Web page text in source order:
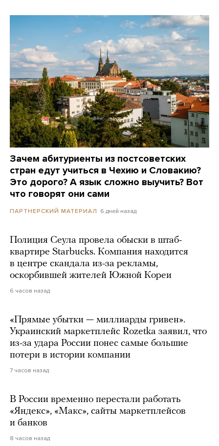
Зачем абитуриенты из постсоветских
стран едут учиться в Чехию и Словакию?
Это дорого? А язык сложно выучить? Вот
что говорят они сами
ПАРТНЕРСКИЙ МАТЕРИАЛ 6 дней назад
Полиция Сеула провела обыски в штаб-
квартире Starbucks. Компания находится
в центре скандала из-за рекламы,
оскорбившей жителей Южной Кореи
6 часов назад
«Прямые убытки — миллиарды гривен».
Украинский маркетплейс Rozetka заявил, что
из-за удара России понес самые большие
потери в истории компании
7 часов назад
В России временно перестали работать
«Яндекс», «Макс», сайты маркетплейсов
и банков
8 часов назад